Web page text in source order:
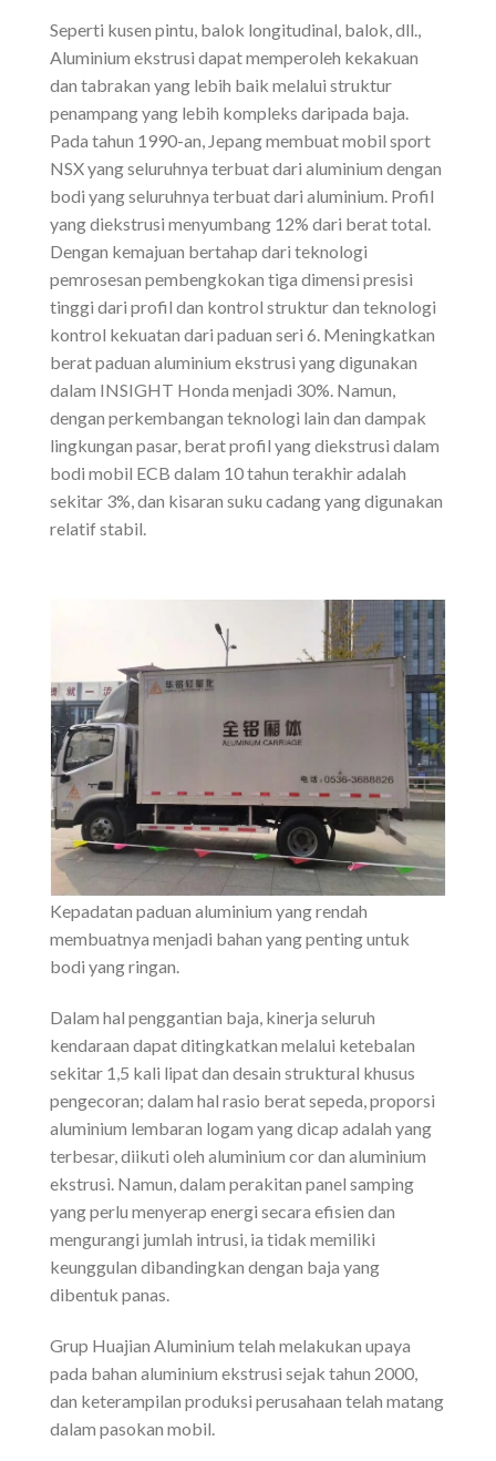
Seperti kusen pintu, balok longitudinal, balok, dll.,
Aluminium ekstrusi dapat memperoleh kekakuan
dan tabrakan yang lebih baik melalui struktur
penampang yang lebih kompleks daripada baja.
Pada tahun 1990-an, Jepang membuat mobil sport
NSX yang seluruhnya terbuat dari aluminium dengan
bodi yang seluruhnya terbuat dari aluminium. Profil
yang diekstrusi menyumbang 12% dari berat total.
Dengan kemajuan bertahap dari teknologi
pemrosesan pembengkokan tiga dimensi presisi
tinggi dari profil dan kontrol struktur dan teknologi
kontrol kekuatan dari paduan seri 6. Meningkatkan
berat paduan aluminium ekstrusi yang digunakan
dalam INSIGHT Honda menjadi 30%. Namun,
dengan perkembangan teknologi lain dan dampak
lingkungan pasar, berat profil yang diekstrusi dalam
bodi mobil ECB dalam 10 tahun terakhir adalah
sekitar 3%, dan kisaran suku cadang yang digunakan
relatif stabil.
Kepadatan paduan aluminium yang rendah
membuatnya menjadi bahan yang penting untuk
bodi yang ringan.
Dalam hal penggantian baja, kinerja seluruh
kendaraan dapat ditingkatkan melalui ketebalan
sekitar 1,5 kali lipat dan desain struktural khusus
pengecoran; dalam hal rasio berat sepeda, proporsi
aluminium lembaran logam yang dicap adalah yang
terbesar, diikuti oleh aluminium cor dan aluminium
ekstrusi. Namun, dalam perakitan panel samping
yang perlu menyerap energi secara efisien dan
mengurangi jumlah intrusi, ia tidak memiliki
keunggulan dibandingkan dengan baja yang
dibentuk panas.
Grup Huajian Aluminium telah melakukan upaya
pada bahan aluminium ekstrusi sejak tahun 2000,
dan keterampilan produksi perusahaan telah matang
dalam pasokan mobil.